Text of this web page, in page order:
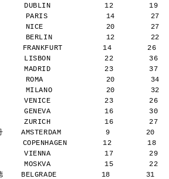
DUBLIN            12        19
PARIS             14        27
NICE              20        27
BERLIN            12        22
FRANKFURT         14        26
LISBON            22        36
MADRID            23        37
ROMA              20        34
MILANO            20        32
VENICE            23        26
GENEVA            16        30
ZURICH            16        27
丹    AMSTERDAM          9        20
COPENHAGEN        12        18
VIENNA            17        29
MOSKVA            15        22
德    BELGRADE          18